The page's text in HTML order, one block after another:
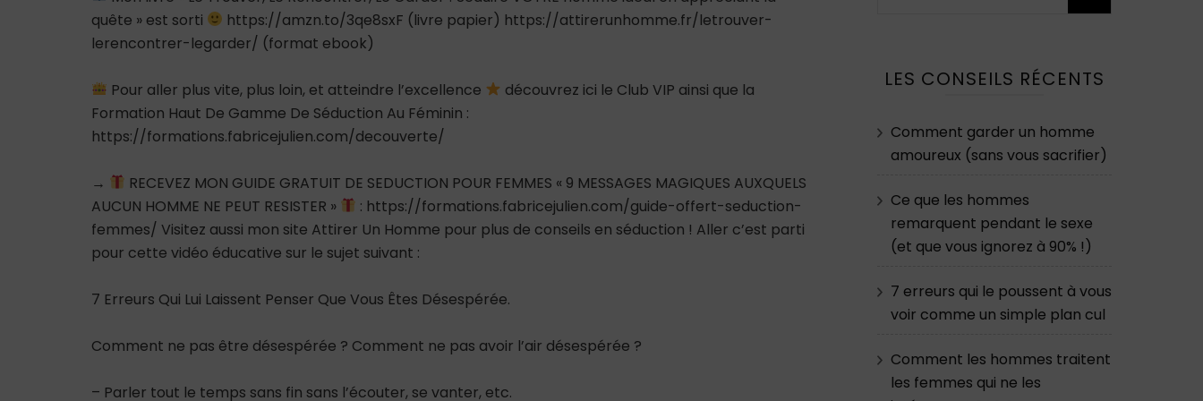
quête » est sorti
https://amzn.to/3qe8sxF (livre papier) https://attirerunhomme.fr/letrouver-
lerencontrer-legarder/ (format ebook)
Pour aller plus vite, plus loin, et atteindre l’excellence
découvrez ici le Club VIP ainsi que la
Formation Haut De Gamme De Séduction Au Féminin :
https://formations.fabricejulien.com/decouverte/
→
RECEVEZ MON GUIDE GRATUIT DE SEDUCTION POUR FEMMES « 9 MESSAGES MAGIQUES AUXQUELS
AUCUN HOMME NE PEUT RESISTER »
: https://formations.fabricejulien.com/guide-offert-seduction-
femmes/ Visitez aussi mon site Attirer Un Homme pour plus de conseils en séduction ! Aller c’est parti
pour cette vidéo éducative sur le sujet suivant :
7 Erreurs Qui Lui Laissent Penser Que Vous Êtes Désespérée.
Comment ne pas être désespérée ? Comment ne pas avoir l’air désespérée ?
– Parler tout le temps sans fin sans l’écouter, se vanter, etc.
LES CONSEILS RÉCENTS
Comment garder un homme
amoureux (sans vous sacrifier)
Ce que les hommes
remarquent pendant le sexe
(et que vous ignorez à 90% !)
7 erreurs qui le poussent à vous
voir comme un simple plan cul
Comment les hommes traitent
les femmes qui ne les